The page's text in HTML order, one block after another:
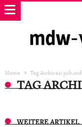
Home Tag Archives:
TAG
WEITERE ARTIKEL